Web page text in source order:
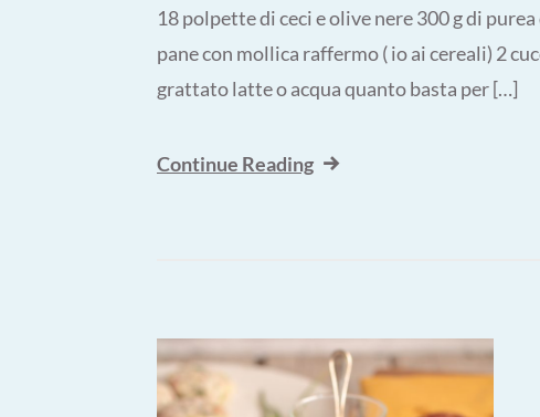
18 polpette di ceci e olive nere 300 g di
pane con mollica raffermo ( io ai cereali) 2
grattato latte o acqua quanto basta per […]
Continue Reading